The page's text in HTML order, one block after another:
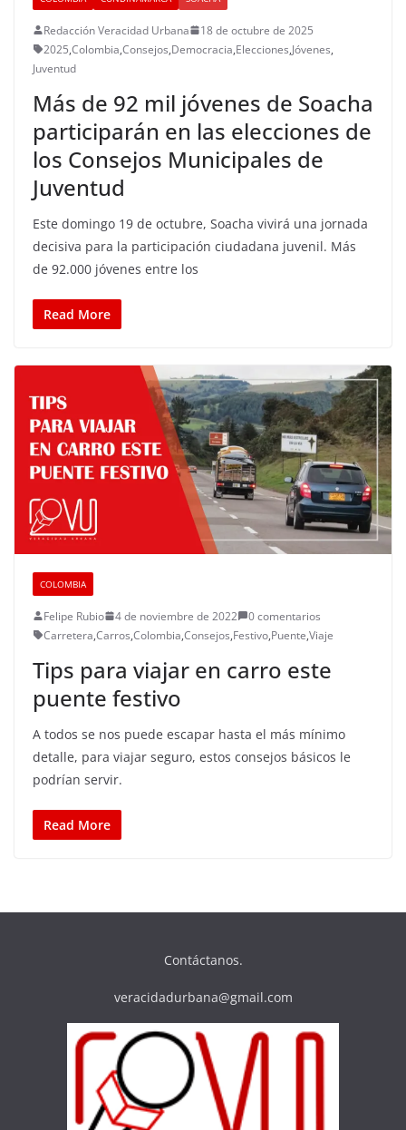
Redacción Veracidad Urbana
18 de octubre de 2025
2025,Colombia,Consejos,Democracia,Elecciones,Jóvenes,
Juventud
Más de 92 mil jóvenes de Soacha
participarán en las elecciones de
los Consejos Municipales de
Juventud
Este domingo 19 de octubre, Soacha vivirá una jornada
decisiva para la participación ciudadana juvenil. Más
de 92.000 jóvenes entre los
Read More
COLOMBIA
Felipe Rubio 4 de noviembre de 2022
0 comentarios
Carretera,Carros,Colombia,Consejos,Festivo,Puente,Viaje
Tips para viajar en carro este
puente festivo
A todos se nos puede escapar hasta el más mínimo
detalle, para viajar seguro, estos consejos básicos le
podrían servir.
Read More
Contáctanos.
veracidadurbana@gmail.com